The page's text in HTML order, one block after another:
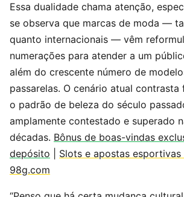
Essa dualidade chama atenção,
se observa que marcas de moda —
quanto internacionais — vêm
numerações para atender a um
além do crescente número de
passarelas. O cenário atual
o padrão de beleza do século
amplamente contestado e superado
décadas. Bônus de boas-vindas
depósito
Slots e apostas esportivas
98g.com